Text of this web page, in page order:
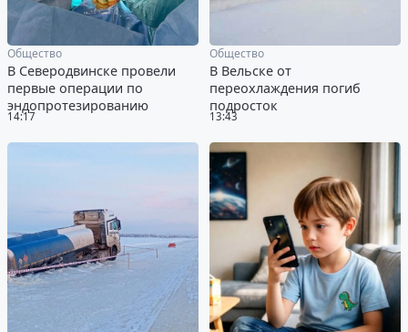
14:17
Общество
В Северодвинске провели
первые операции по
эндопротезированию
13:43
Общество
В Вельске от
переохлаждения погиб
подросток